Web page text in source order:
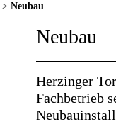
> Neubau
Neubau
Herzinger
Fachbetrieb